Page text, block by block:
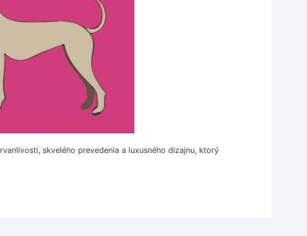
skvelého prevedenia a luxusného dizajnu, ktorý